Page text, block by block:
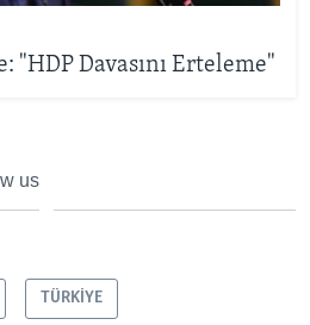
"HDP Davasını Erteleme"
us
TÜRKİYE